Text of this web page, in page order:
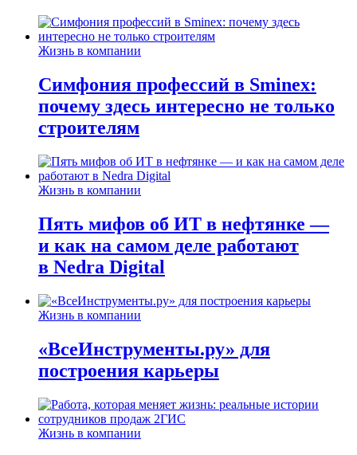
Жизнь в компании
Симфония профессий в Sminex:
почему здесь интересно не только
строителям
Жизнь в компании
Пять мифов об ИТ в нефтянке —
и как на самом деле работают
в Nedra Digital
Жизнь в компании
«ВсеИнструменты.ру» для
построения карьеры
Жизнь в компании